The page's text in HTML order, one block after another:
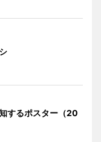
するポスター（20